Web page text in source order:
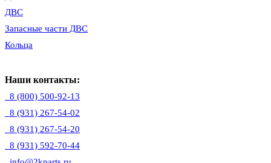
ДВС
Запасные части ДВС
Кольца
Наши контакты:
8 (800) 500-92-13
8 (931) 267-54-02
8 (931) 267-54-20
8 (931) 592-70-44